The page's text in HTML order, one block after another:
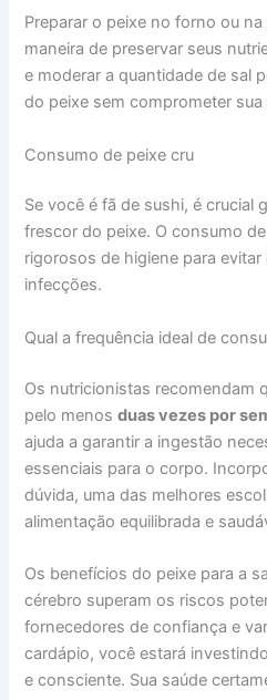
Preparar o peixe no forno ou
maneira de preservar seus
e moderar a quantidade de sal
do peixe sem comprometer
Consumo de peixe cru
Se você é fã de sushi, é crucial
frescor do peixe. O consumo
rigorosos de higiene para
infecções.
Qual a frequência ideal de
Os nutricionistas recomendam
pelo menosduas vezes por
ajuda a garantir a ingestão
essenciais para o corpo.
dúvida, uma das melhores
alimentação equilibrada e
Os benefícios do peixe para a
cérebro superam os riscos
fornecedores de confiança e
cardápio, você estará
e consciente. Sua saúde